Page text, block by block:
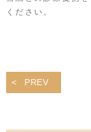
ください。
PREV